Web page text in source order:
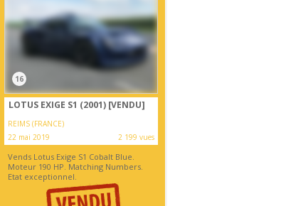
16
LOTUS EXIGE S1 (2001) [VENDU]
REIMS (FRANCE)
22 mai 2019
2 199 vues
Vends Lotus Exige S1 Cobalt Blue.
Moteur 190 HP. Matching Numbers.
Etat exceptionnel.